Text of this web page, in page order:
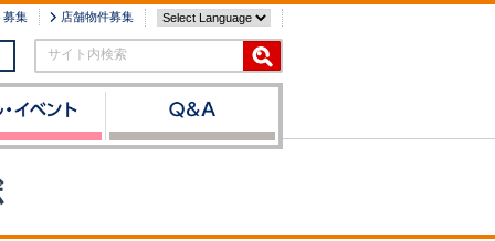
募集 店舗物件募集
サイト内検索